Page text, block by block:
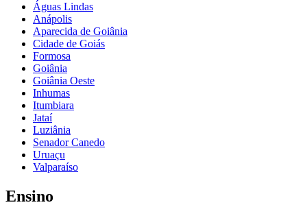
Águas Lindas
Anápolis
Aparecida de Goiânia
Cidade de Goiás
Formosa
Goiânia
Goiânia Oeste
Inhumas
Itumbiara
Jataí
Luziânia
Senador Canedo
Uruaçu
Valparaíso
Ensino